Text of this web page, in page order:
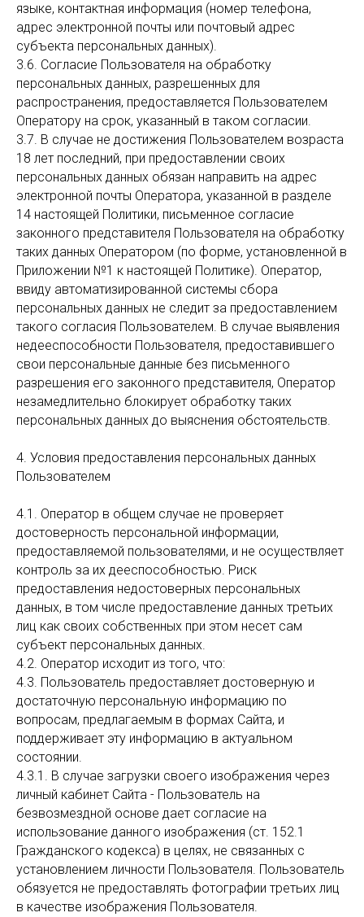
языке, контактная информация (номер телефона,
адрес электронной почты или почтовый адрес
субъекта персональных данных).
3.6. Согласие Пользователя на обработку
персональных данных, разрешенных для
распространения, предоставляется Пользователем
Оператору на срок, указанный в таком согласии.
3.7. В случае не достижения Пользователем возраста
18 лет последний, при предоставлении своих
персональных данных обязан направить на адрес
электронной почты Оператора, указанной в разделе
14 настоящей Политики, письменное согласие
законного представителя Пользователя на обработку
таких данных Оператором (по форме, установленной в
Приложении №1 к настоящей Политике). Оператор,
ввиду автоматизированной системы сбора
персональных данных не следит за предоставлением
такого согласия Пользователем. В случае выявления
недееспособности Пользователя, предоставившего
свои персональные данные без письменного
разрешения его законного представителя, Оператор
незамедлительно блокирует обработку таких
персональных данных до выяснения обстоятельств.
4. Условия предоставления персональных данных
Пользователем
4.1. Оператор в общем случае не проверяет
достоверность персональной информации,
предоставляемой пользователями, и не осуществляет
контроль за их дееспособностью. Риск
предоставления недостоверных персональных
данных, в том числе предоставление данных третьих
лиц как своих собственных при этом несет сам
субъект персональных данных.
4.2. Оператор исходит из того, что:
4.3. Пользователь предоставляет достоверную и
достаточную персональную информацию по
вопросам, предлагаемым в формах Сайта, и
поддерживает эту информацию в актуальном
состоянии.
4.3.1. В случае загрузки своего изображения через
личный кабинет Сайта - Пользователь на
безвозмездной основе дает согласие на
использование данного изображения (ст. 152.1
Гражданского кодекса) в целях, не связанных с
установлением личности Пользователя. Пользователь
обязуется не предоставлять фотографии третьих лиц
в качестве изображения Пользователя.